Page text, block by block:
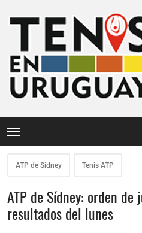
ATP de Sidney Tenis ATP
ATP de Sídney: orden
resultados del lunes